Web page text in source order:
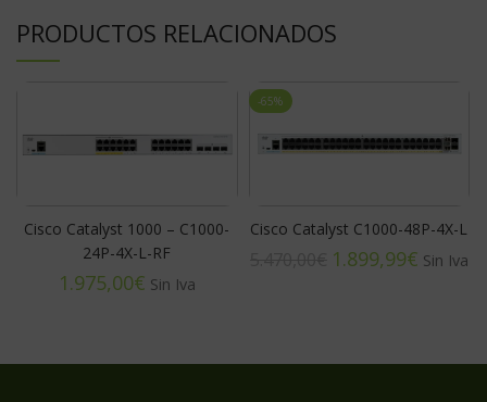
PRODUCTOS RELACIONADOS
Cisco Catalyst 1000 – C1000-
24P-4X-L-RF
€
-65%
Cisco Catalyst C1000-48P-4X-L
1.899,99€